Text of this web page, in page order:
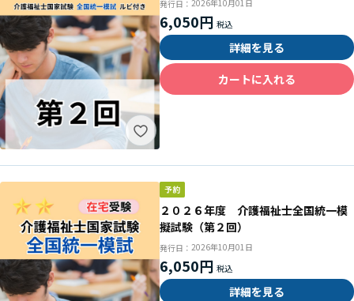
発行日： 2026年10月01日
6,050円
詳細を見る
カートに入れる
２０２６年度 介護福祉士全国統一模
擬試験（第２回）
発行日： 2026年10月01日
6,050円
詳細を見る